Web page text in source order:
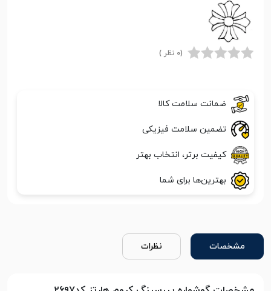
(0 نظر )
ضمانت سلامت کالا
تضمین سلامت فیزیکی
کیفیت برتر، انتخاب بهتر
بهترین‌ها برای شما
مشخصات نظرات